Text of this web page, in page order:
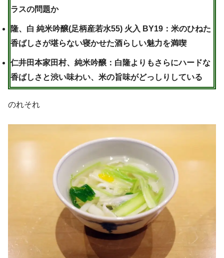
ラスの問題か
隆、白 純米吟醸(足柄産若水55) 火入 BY19：米のひねた
香ばしさが堪らない寝かせた酒らしい魅力を満喫
仁井田本家田村、純米吟醸：白隆よりもさらにハードな
香ばしさと渋い味わい、米の旨味がどっしりしている
のれそれ